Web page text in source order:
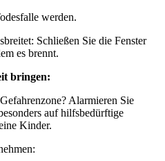
werden.
Schließen Sie die Fenster
es brennt.
bringen:
Alarmieren Sie
auf hilfsbedürftige
Kinder.